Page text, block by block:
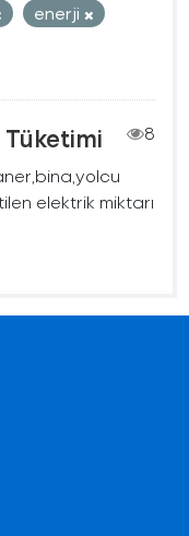
enerji
8
elektrik miktarı